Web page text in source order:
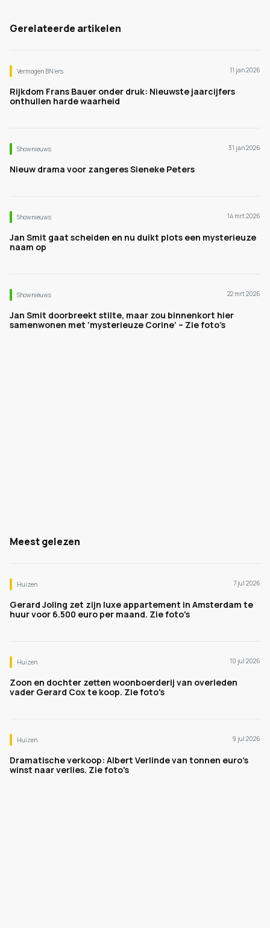
Gerelateerde artikelen
Vermogen BN’ers 11 jan 2026
Rijkdom Frans Bauer onder druk: Nieuwste jaarcijfers
onthullen harde waarheid
Shownieuws 31 jan 2026
Nieuw drama voor zangeres Sieneke Peters
Shownieuws 14 mrt 2026
Jan Smit gaat scheiden en nu duikt plots een mysterieuze
naam op
Shownieuws 22 mrt 2026
Jan Smit doorbreekt stilte, maar zou binnenkort hier
samenwonen met ‘mysterieuze Corine’ – Zie foto’s
Meest gelezen
Huizen 7 jul 2026
Gerard Joling zet zijn luxe appartement in Amsterdam te
huur voor 6.500 euro per maand. Zie foto's
Huizen 10 jul 2026
Zoon en dochter zetten woonboerderij van overleden
vader Gerard Cox te koop. Zie foto's
Huizen 9 jul 2026
Dramatische verkoop: Albert Verlinde van tonnen euro's
winst naar verlies. Zie foto's